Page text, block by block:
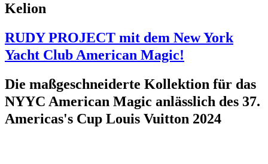
Kelion
RUDY PROJECT mit dem New York
Yacht Club American Magic!
Die maßgeschneiderte Kollektion für das
NYYC American Magic anlässlich des 37.
Americas's Cup Louis Vuitton 2024